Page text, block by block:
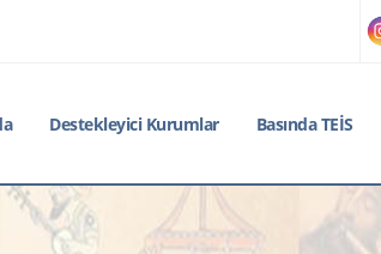
Destekleyici Kurumlar Basında TEİS